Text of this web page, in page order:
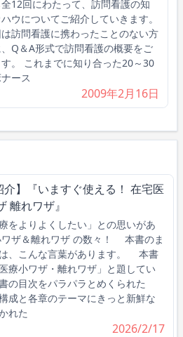
12回にわたって、訪問看護の知
ウについてご紹介していきます。
訪問看護に携わったことのない方
Q＆A形式で訪問看護の概要をご
。 これまでに知り合った20～30
ース
2009年2月16日
介】『いますぐ使える！ 在宅医
離れワザ』
療をよりよくしたい」との思いがあ
ワザ＆離れワザ の数々！ 本書のま
、こんな言葉があります。 本書
療小ワザ・離れワザ」と題してい
の目次をパラパラとめくられた
成と各章のテーマにきっと新鮮な
れた
2026/2/17